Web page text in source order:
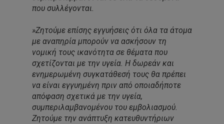
που συλλέγονται.
»Ζητούμε επίσης εγγυήσεις ότι όλα τα άτομα
με αναπηρία μπορούν να ασκήσουν τη
νομική τους ικανότητα σε θέματα που
σχετίζονται με την υγεία. Η δωρεάν και
ενημερωμένη συγκατάθεσή τους θα πρέπει
να είναι εγγυημένη πριν από οποιαδήποτε
απόφαση σχετικά με την υγεία,
συμπεριλαμβανομένου του εμβολιασμού.
Ζητούμε την ανάπτυξη κατευθυντήριων